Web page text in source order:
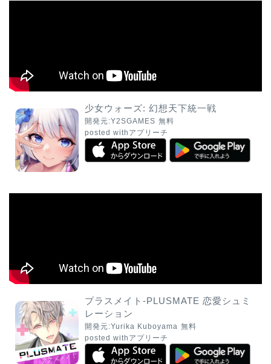
少女ウォーズ: 幻想天下統一戦
開発元:Y2SGAMES 無料
posted with アプリーチ
プラスメイト-PLUSMATE 恋愛シュミ
レーション
開発元:Yurika Kuboyama 無料
posted with アプリーチ